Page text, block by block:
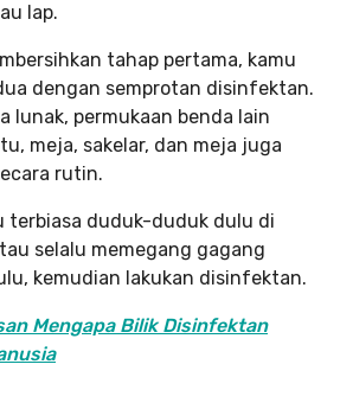
lap.
tahap pertama, kamu
dengan semprotan disinfektan.
lunak, permukaan benda lain
meja, sakelar, dan meja juga
rutin.
terbiasa duduk-duduk dulu di
selalu memegang gagang
kemudian lakukan disinfektan.
Mengapa Bilik Disinfektan